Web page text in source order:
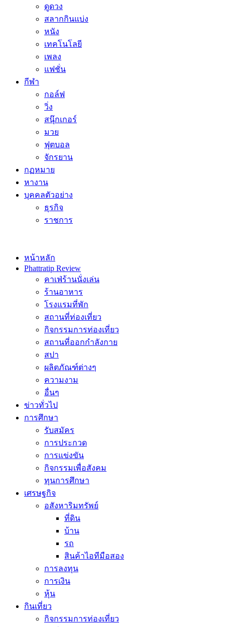
ดูดวง
สลากกินแบ่ง
หนัง
เทคโนโลยี
เพลง
แฟชั่น
กีฬา
กอล์ฟ
วิ่ง
สนุ๊กเกอร์
มวย
ฟุตบอล
จักรยาน
กฏหมาย
หางาน
บุคคลตัวอย่าง
ธุรกิจ
ราชการ
หน้าหลัก
Phattratip Review
คาเฟ่ร้านนั่งเล่น
ร้านอาหาร
โรงแรมที่พัก
สถานที่ท่องเที่ยว
กิจกรรมการท่องเที่ยว
สถานที่ออกกำลังกาย
สปา
ผลิตภัณฑ์ต่างๆ
ความงาม
อื่นๆ
ข่าวทั่วไป
การศึกษา
รับสมัคร
การประกวด
การแข่งขัน
กิจกรรมเพื่อสังคม
ทุนการศึกษา
เศรษฐกิจ
อสังหาริมทรัพย์
ที่ดิน
บ้าน
รถ
สินค้าไอทีมือสอง
การลงทุน
การเงิน
หุ้น
กินเที่ยว
กิจกรรมการท่องเที่ยว